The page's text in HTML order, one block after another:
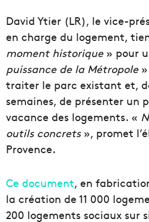
David Ytier (LR), le vice-
en charge du logement,
moment historique» pour
puissance de la Métropole
traiter le parc existant et,
semaines, de présenter un
vacance des logements. «
outils concrets », promet
Provence.
Ce document, en
la création de 11 000
200 logements sociaux sur